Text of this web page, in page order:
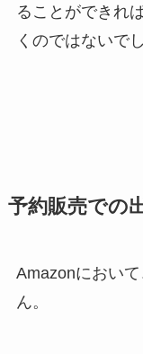
ることができれ
くのではないで
予約販売での
Amazonにおい
ん。